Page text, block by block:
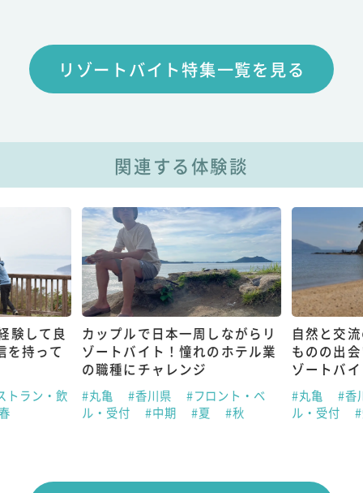
リゾートバイト特集一覧を見る
関連する体験談
験して良
を持って
トラン・飲
カップルで日本一周しながらリ
ゾートバイト！憧れのホテル業
の職種にチャレンジ
#丸亀 #香川県
#フロント・ベ
ル・受付
#中期 #夏 #秋
自然と交
ものの出
ゾートバ
#丸亀
#香
ル・受付